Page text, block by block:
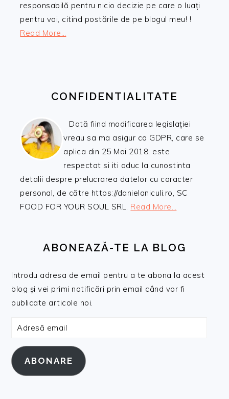
responsabilă pentru nicio decizie pe care o luați
pentru voi, citind postările de pe blogul meu! !
Read More…
CONFIDENTIALITATE
Dată fiind modificarea legislației
vreau sa ma asigur ca GDPR, care se
aplica din 25 Mai 2018, este
respectat si iti aduc la cunostinta
detalii despre prelucrarea datelor cu caracter
personal, de către https://danielaniculi.ro, SC
FOOD FOR YOUR SOUL SRL. Read More…
ABONEAZĂ-TE LA BLOG
Introdu adresa de email pentru a te abona la acest
blog și vei primi notificări prin email când vor fi
publicate articole noi.
Adresă
ABONARE